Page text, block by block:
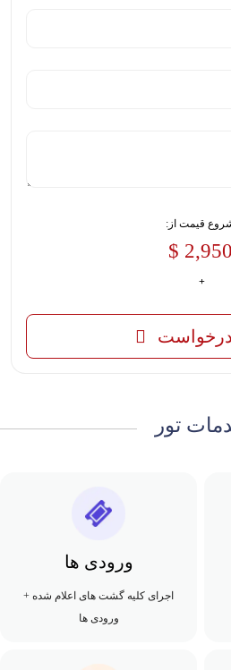
قیمت از:
2,950 $
تور
ورودی ها
اجرای کلیه گشت های اعلام شده +
ورودی ها